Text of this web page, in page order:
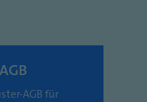
AGB für